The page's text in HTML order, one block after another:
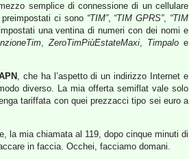
semplice di connessione di un cellulare
ci sono “TIM”, “TIM GPRS”, “TIM
una ventina di numeri con dei nomi e
,ZeroTimPiùEstateMaxi, Timpalo e
, che ha l’aspetto di un indirizzo Internet e
diverso. La mia offerta semiflat vale solo
tariffata con quei prezzacci tipo sei euro a
la mia chiamata al 119, dopo cinque minuti di
in faccia. Occhei, facciamo domani.